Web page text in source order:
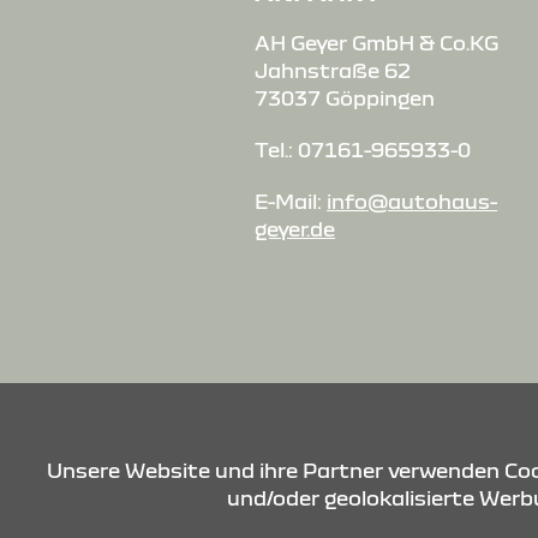
AH Geyer GmbH & Co.KG
Jahnstraße 62
73037 Göppingen
Tel.: 07161-965933-0
E-Mail: info@autohaus-
geyer.de
Unsere Website und ihre Partner verwenden
und/oder geolokalisierte